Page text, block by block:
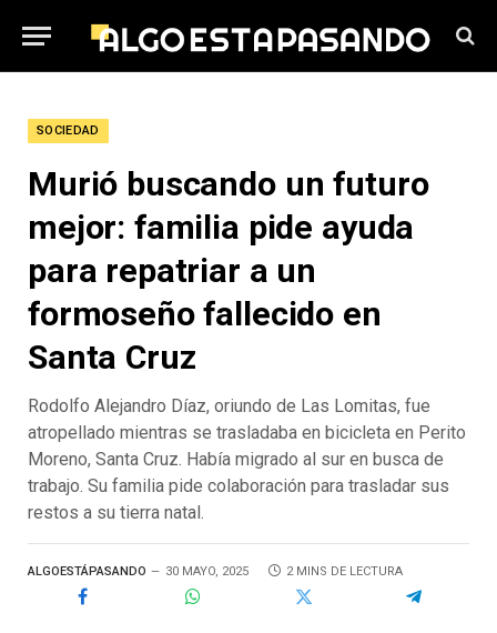
SOCIEDAD
Murió buscando un futuro
mejor: familia pide ayuda
para repatriar a un
formoseño fallecido en
Santa Cruz
Rodolfo Alejandro Díaz, oriundo de Las Lomitas, fue
atropellado mientras se trasladaba en bicicleta en Perito
Moreno, Santa Cruz. Había migrado al sur en busca de
trabajo. Su familia pide colaboración para trasladar sus
restos a su tierra natal.
ALGOESTÁPASANDO 30 MAYO, 2025 2 MINS DE LECTURA